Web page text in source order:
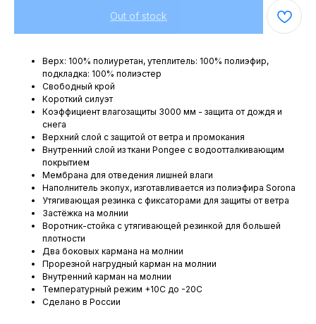
Out of stock
Верх: 100% полиуретан, утеплитель: 100% полиэфир,
подкладка: 100% полиэстер
Свободный крой
Короткий силуэт
Коэффициент влагозащиты 3000 мм - защита от дождя и
снега
Верхний слой с защитой от ветра и промокания
Внутренний слой из ткани Pongee с водоотталкивающим
покрытием
Мембрана для отведения лишней влаги
Наполнитель экопух, изготавливается из полиэфира Sorona
Утягивающая резинка с фиксаторами для защиты от ветра
Застёжка на молнии
Воротник-стойка с утягивающей резинкой для большей
плотности
Два боковых кармана на молнии
Прорезной нагрудный карман на молнии
Внутренний карман на молнии
Температурный режим +10C до -20C
Сделано в России